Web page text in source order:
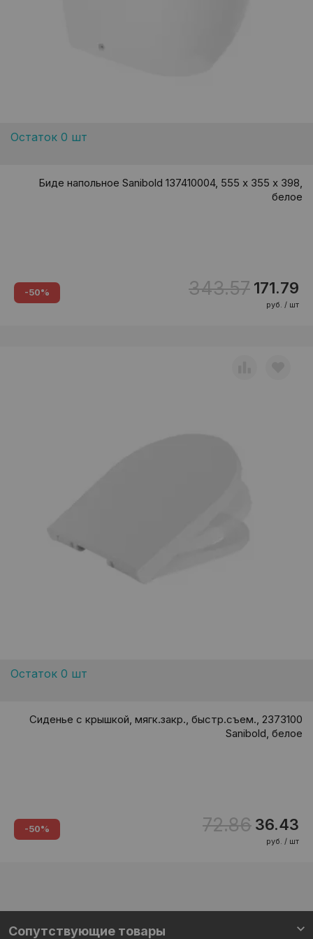
Остаток 0 шт
Биде напольное Sanibold 137410004, 555 х 355 х 398,
белое
-50% 343.57 171.79
руб. / шт
Остаток 0 шт
Сиденье с крышкой, мягк.закр., быстр.съем., 2373100
Sanibold, белое
-50% 72.86 36.43
руб. / шт
Сопутствующие товары